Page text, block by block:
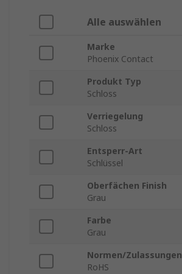
Alle auswählen
Marke
Phoenix Contact
Produkt Typ
Schloss
Verriegelung
Schloss
Entsperr-Art
Schlüssel
Oberfächen Finish
Grau
Farbe
Grau
Normen/Zulassungen
RoHS